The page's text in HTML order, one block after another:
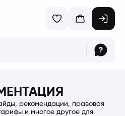
рекомендации, правовая
и многое другое для